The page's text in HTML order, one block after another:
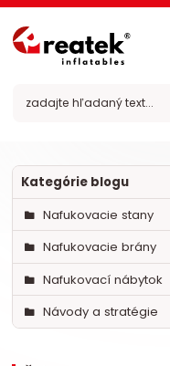
Kategórie blogu
Nafukovacie stany
Nafukovacie brány
Nafukovací nábytok
Návody a stratégie